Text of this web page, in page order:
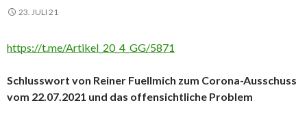
23. JULI 21
https://t.me/Artikel_20_4_GG/5871
Schlusswort von Reiner Fuellmich zum Corona-Ausschuss
vom 22.07.2021 und das offensichtliche Problem